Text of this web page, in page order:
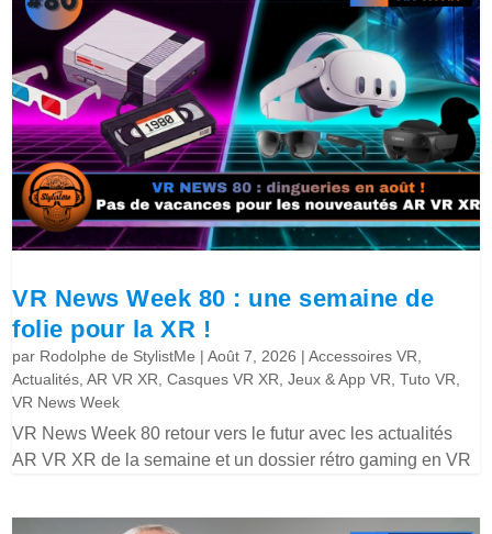
VR News Week 80 : une semaine de
folie pour la XR !
par Rodolphe de StylistMe |Août 7, 2026 |Accessoires VR,
Actualités,AR VR XR,Casques VR XR,Jeux & App VR,Tuto VR,
VR News Week
VR News Week 80 retour vers le futur avec les actualités
AR VR XR de la semaine et un dossier rétro gaming en VR